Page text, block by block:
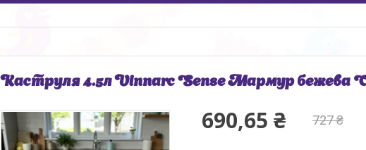
Каструля 4.5л Vinnarc Sense Мармур бежева
727 ₴
690,65 ₴